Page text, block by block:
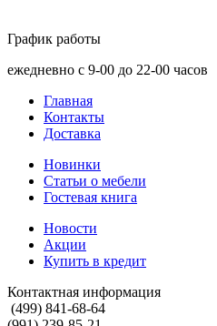
График работы
ежедневно с 9-00 до 22-00 часов
Главная
Контакты
Доставка
Новинки
Статьи о мебели
Гостевая книга
Новости
Акции
Купить в кредит
Контактная информация
(499) 841-68-64